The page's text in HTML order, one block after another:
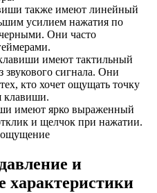
также имеют линейный
усилием нажатия по
Они часто
имеют тактильный
звукового сигнала. Они
кто хочет ощущать точку
клавиши.
имеют ярко выраженный
и щелчок при нажатии.
и
характеристики